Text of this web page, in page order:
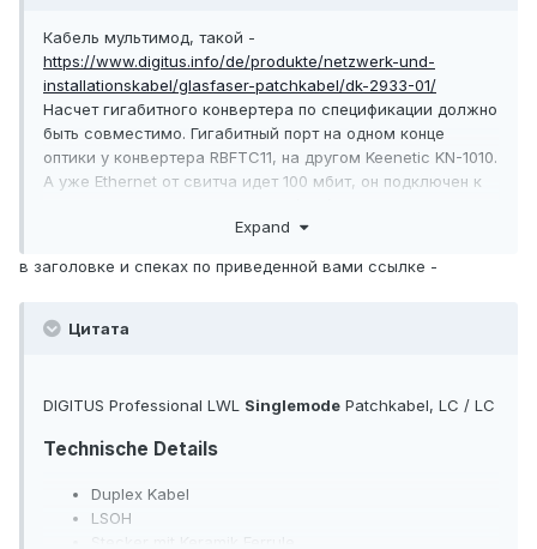
Кабель мультимод, такой -
https://www.digitus.info/de/produkte/netzwerk-und-
installationskabel/glasfaser-patchkabel/dk-2933-01/
Насчет гигабитного конвертера по спецификации должно
быть совместимо. Гигабитный порт на одном конце
оптики у конвертера RBFTC11, на другом Keenetic KN-1010.
А уже Ethernet от свитча идет 100 мбит, он подключен к
Expand
в заголовке и спеках по приведенной вами ссылке -
Цитата
DIGITUS Professional LWL Singlemode Patchkabel, LC / LC
Technische Details
Duplex Kabel
LSOH